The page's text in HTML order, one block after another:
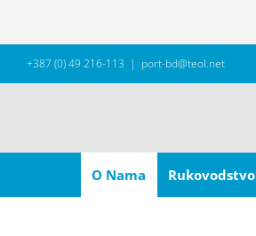
+387 (0) 49 216-113 | port-bd@teol.net
for:
O Nama
Rukovodstvo